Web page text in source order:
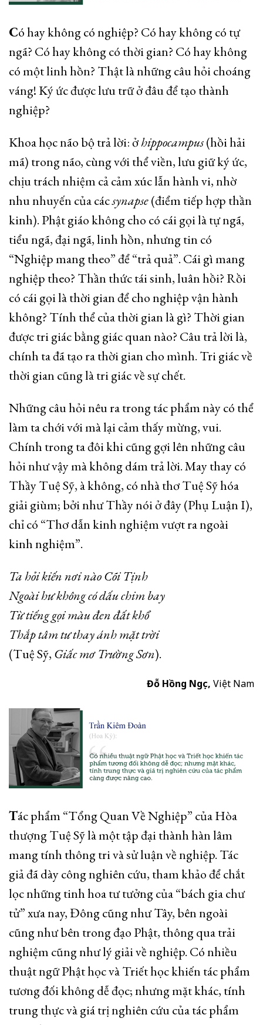
Có hay không có nghiệp? Có hay không có tự
ngã? Có hay không có thời gian? Có hay không
có một linh hồn? Thật là những câu hỏi choáng
váng! Ký ức được lưu trữ ở đâu để tạo thành
nghiệp?
Khoa học não bộ trả lời: ởhippocampus(hồi hải
mã) trong não, cùng với thể viền, lưu giữ ký ức,
chịu trách nhiệm cả cảm xúc lẫn hành vi, nhờ
nhu nhuyến của cácsynapse(điểm tiếp hợp thần
kinh). Phật giáo không cho có cái gọi là tự ngã,
tiểu ngã, đại ngã, linh hồn, nhưng tin có
“Nghiệp mang theo” để “trả quả”. Cái gì mang
nghiệp theo? Thần thức tái sinh, luân hồi? Rồi
có cái gọi là thời gian để cho nghiệp vận hành
không? Tính thể của thời gian là gì? Thời gian
được tri giác bằng giác quan nào? Câu trả lời là,
chính ta đã tạo ra thời gian cho mình. Tri giác về
thời gian cũng là tri giác về sự chết.
Những câu hỏi nêu ra trong tác phẩm này có thể
làm ta chới với mà lại cảm thấy mừng, vui.
Chính trong ta đôi khi cũng gợi lên những câu
hỏi như vậy mà không dám trả lời. May thay có
Thầy Tuệ Sỹ, à không, có nhà thơ Tuệ Sỹ hóa
giải giùm; bởi như Thầy nói ở đây (Phụ Luận I),
chỉ có “Thơ dẫn kinh nghiệm vượt ra ngoài
kinh nghiệm”.
Ta hỏi kiến nơi nào Cõi Tịnh
Ngoài hư không có dấu chim bay
Từ tiếng gọi màu đen đất khổ
Thắp tâm tư thay ánh mặt trời
(Tuệ Sỹ, Giấc mơ Trường Sơn).
Đỗ Hồng Ngọc, Việt Nam
Tác phẩm “Tổng Quan Về Nghiệp” của Hòa
thượng Tuệ Sỹ là một tập đại thành hàn lâm
mang tính thông tri và sử luận về nghiệp. Tác
giả đã dày công nghiên cứu, tham khảo để chắt
lọc những tinh hoa tư tưởng của “bách gia chư
tử” xưa nay, Đông cũng như Tây, bên ngoài
cũng như bên trong đạo Phật, thông qua trải
nghiệm cũng như lý giải về nghiệp. Có nhiều
thuật ngữ Phật học và Triết học khiến tác phẩm
tương đối không dễ đọc; nhưng mặt khác, tính
trung thực và giá trị nghiên cứu của tác phẩm